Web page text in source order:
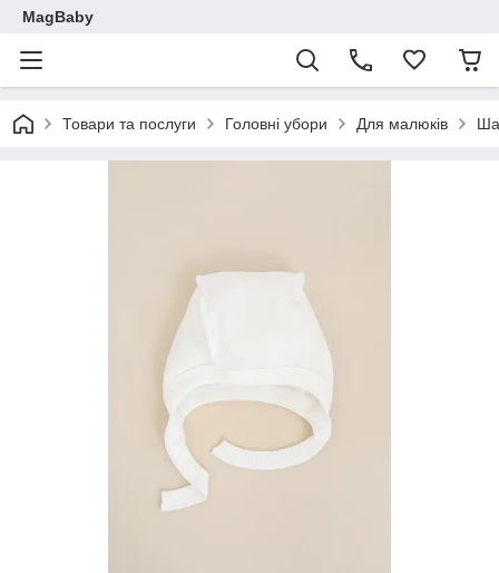
MagBaby
Товари та послуги Головні убори Для малюків